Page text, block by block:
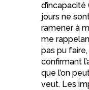
jours ne
ramener à
me
pas pu
confirmant
que l’on
veut. Les